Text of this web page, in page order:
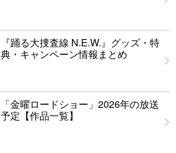
『踊る大捜査線 N.E.W.』グッズ・特
典・キャンペーン情報まとめ
「金曜ロードショー」2026年の放送
予定【作品一覧】